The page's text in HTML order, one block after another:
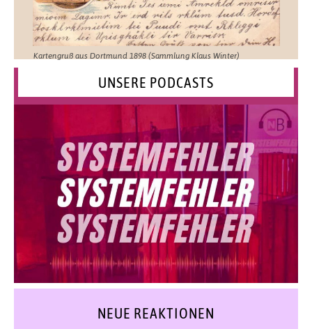
Kartengruß aus Dortmund 1898 (Sammlung Klaus Winter)
UNSERE PODCASTS
NEUE REAKTIONEN